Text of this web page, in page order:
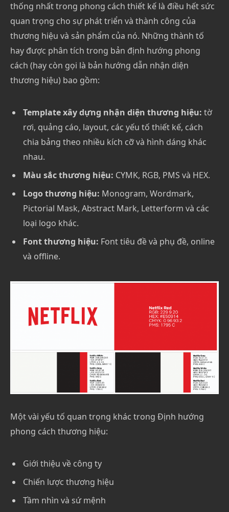
thống nhất trong phong cách thiết kế là điều hết sức
quan trọng cho sự phát triển và thành công của
thương hiệu và sản phẩm của nó. Những thành tố
hay được phân tích trong bản định hướng phong
cách (hay còn gọi là bản hướng dẫn nhận diện
thương hiệu) bao gồm:
Template xây dựng nhận diện thương hiệu: tờ
rơi, quảng cáo, layout, các yếu tố thiết kế, cách
chia bảng theo nhiều kích cỡ và hình dáng khác
nhau.
Màu sắc thương hiệu: CYMK, RGB, PMS và HEX.
Logo thương hiệu: Monogram, Wordmark,
Pictorial Mask, Abstract Mark, Letterform và các
loại logo khác.
Font thương hiệu: Font tiêu đề và phụ đề, online
và offline.
Một vài yếu tố quan trọng khác trong Định hướng
phong cách thương hiệu:
Giới thiệu về công ty
Chiến lược thương hiệu
Tầm nhìn và sứ mệnh